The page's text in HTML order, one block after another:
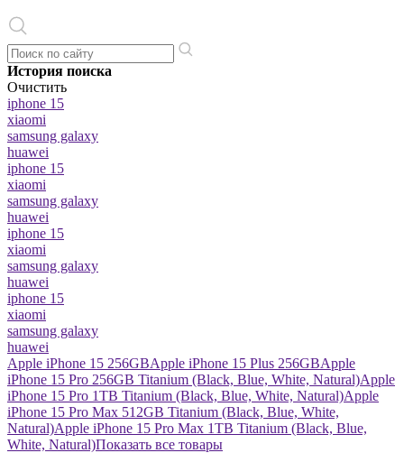
История поиска
Очистить
iphone 15
xiaomi
samsung galaxy
huawei
iphone 15
xiaomi
samsung galaxy
huawei
iphone 15
xiaomi
samsung galaxy
huawei
iphone 15
xiaomi
samsung galaxy
huawei
Apple iPhone 15 256GBApple iPhone 15 Plus 256GBApple
iPhone 15 Pro 256GB Titanium (Black, Blue, White, Natural)Apple
iPhone 15 Pro 1TB Titanium (Black, Blue, White, Natural)Apple
iPhone 15 Pro Max 512GB Titanium (Black, Blue, White,
Natural)Apple iPhone 15 Pro Max 1TB Titanium (Black, Blue,
White, Natural)Показать все товары